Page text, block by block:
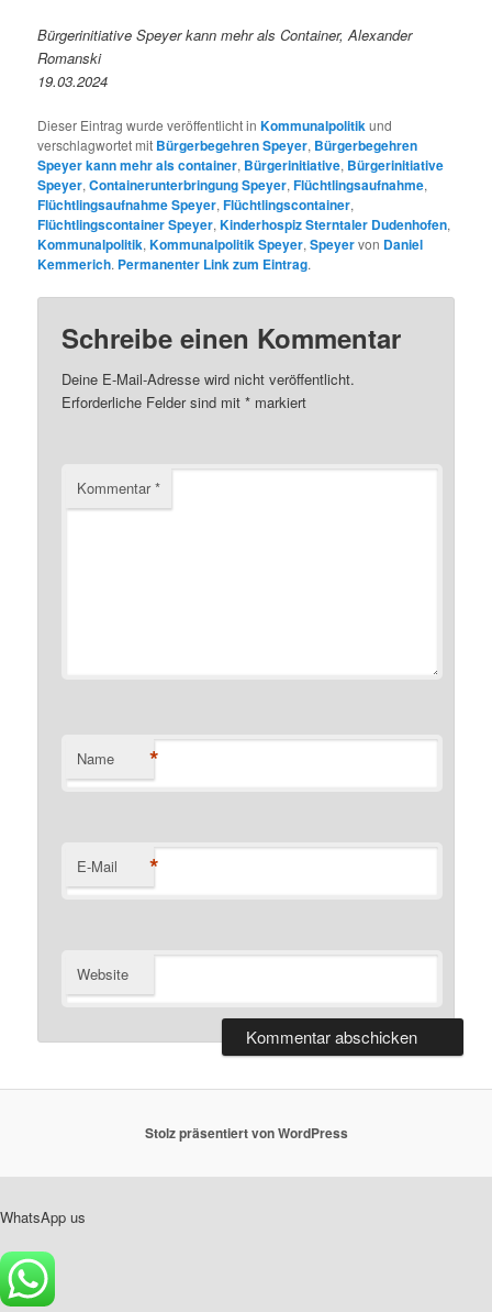
Bürgerinitiative Speyer kann mehr als Container, Alexander
Romanski
19.03.2024
Dieser Eintrag wurde veröffentlicht inKommunalpolitikund
verschlagwortet mit Bürgerbegehren Speyer, Bürgerbegehren
Speyer kann mehr als container, Bürgerinitiative, Bürgerinitiative
Speyer,Containerunterbringung Speyer,Flüchtlingsaufnahme,
Flüchtlingsaufnahme Speyer,Flüchtlingscontainer,
Flüchtlingscontainer Speyer,Kinderhospiz Sterntaler Dudenhofen,
Kommunalpolitik,Kommunalpolitik Speyer,Speyervon Daniel
Kemmerich. Permanenter Link zum Eintrag.
Schreibe einen Kommentar
Deine E-Mail-Adresse wird nicht veröffentlicht.
Erforderliche Felder sind mit* markiert
Kommentar*
Name *
E-Mail *
Website
Stolz präsentiert von WordPress
WhatsApp us